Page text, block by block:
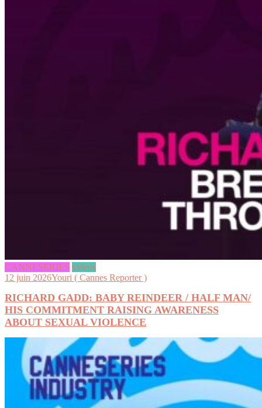
CANNESERIES videos
12 juin 2026Youri ( Cannes Reporter )
RICHARD GADD: BABY REINDEER / HALF MAN/
HIS COMMITMENT RAISING AWARENESS
ABOUT SEXUAL VIOLENCE